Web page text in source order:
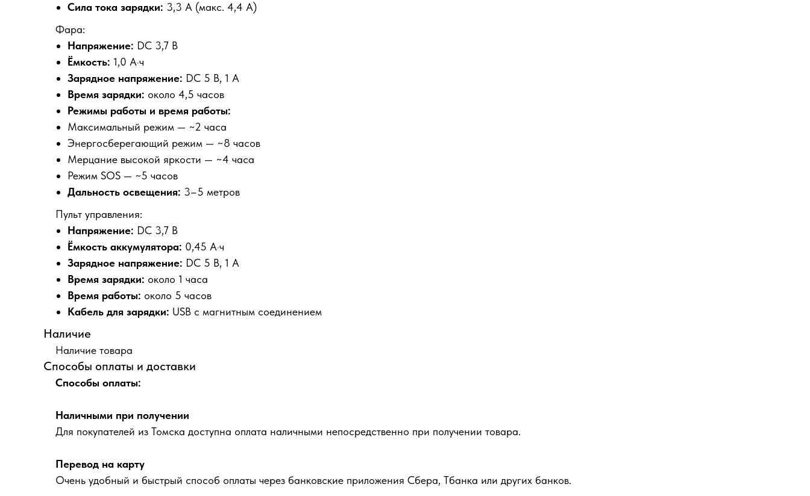
Сила тока зарядки: 3,3 А (макс. 4,4 А)
Фара:
Напряжение: DC 3,7 В
Ёмкость: 1,0 А·ч
Зарядное напряжение: DC 5 В, 1 А
Время зарядки: около 4,5 часов
Режимы работы и время работы:
Максимальный режим — ~2 часа
Энергосберегающий режим — ~8 часов
Мерцание высокой яркости — ~4 часа
Режим SOS — ~5 часов
Дальность освещения: 3–5 метров
Пульт управления:
Напряжение: DC 3,7 В
Ёмкость аккумулятора: 0,45 А·ч
Зарядное напряжение: DC 5 В, 1 А
Время зарядки: около 1 часа
Время работы: около 5 часов
Кабель для зарядки: USB с магнитным соединением
Наличие
Наличие товара
Способы оплаты и доставки
Способы оплаты:
Наличными при получении
Для покупателей из Томска доступна оплата наличными непосредственно при получении товара.
Перевод на карту
Очень удобный и быстрый способ оплаты через банковские приложения Сбера, Тбанка или других банков.